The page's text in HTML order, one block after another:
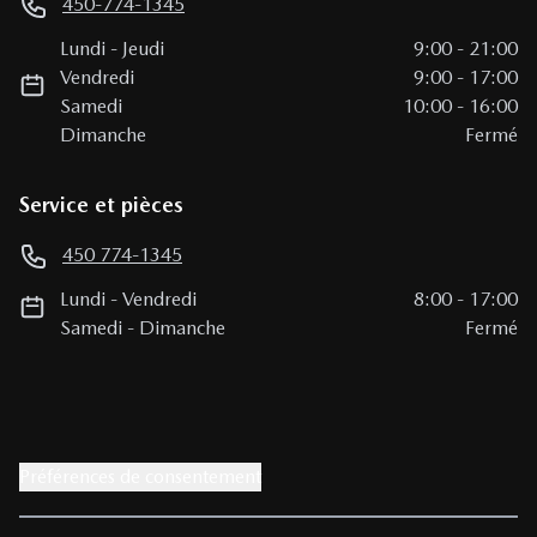
Lundi - Jeudi 9:00 - 21:00
Vendredi
9:00 - 17:00
Samedi
10:00 - 16:00
Dimanche
Fermé
Service et pièces
450 774-1345
Lundi -Vendredi 8:00 - 17:00
Samedi - Dimanche Fermé